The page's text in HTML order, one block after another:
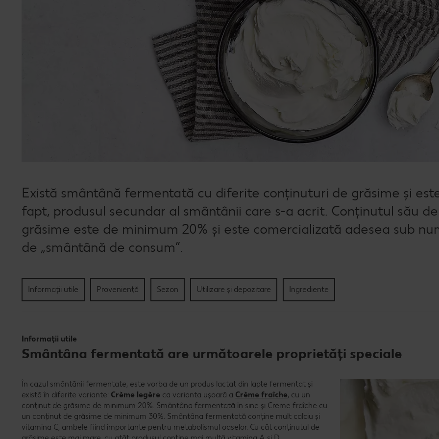
Există smântână fermentată cu diferite conținuturi de grăsime și
fapt, produsul secundar al smântânii care s-a acrit. Conținutul său de
grăsime este de minimum 20% și este comercializată adesea sub
de „smântână de consum”.
Informații utile Proveniență Sezon Utilizare și depozitare Ingrediente
Informații utile
Smântâna fermentată are următoarele proprietăți speciale
În cazul smântânii fermentate, este vorba de un produs lactat din lapte fermentat și
există în diferite variante: Crème legère ca varianta ușoară a Crème fraîche, cu un
conținut de grăsime de minimum 20%. Smântâna fermentată în sine și Creme fraîche cu
un conținut de grăsime de minimum 30%. Smântâna fermentată conține mult calciu și
vitamina C, ambele fiind importante pentru metabolismul oaselor. Cu cât conținutul de